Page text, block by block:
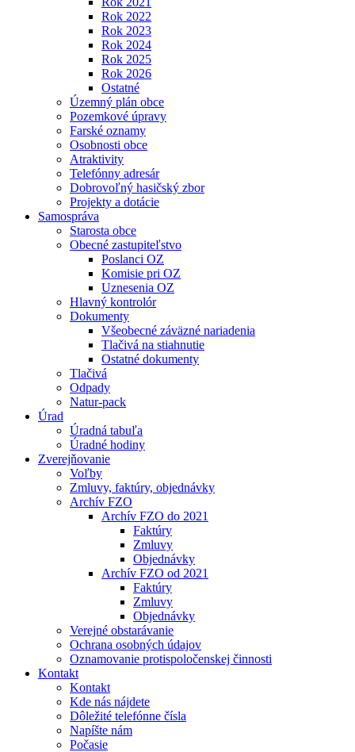
Rok 2022
Rok 2023
Rok 2024
Rok 2025
Rok 2026
Ostatné
Územný plán obce
Pozemkové úpravy
Farské oznamy
Osobnosti obce
Atraktivity
Telefónny adresár
Dobrovoľný hasičský zbor
Projekty a dotácie
Samospráva
Starosta obce
Obecné zastupiteľstvo
Poslanci OZ
Komisie pri OZ
Uznesenia OZ
Hlavný kontrolór
Dokumenty
Všeobecné záväzné nariadenia
Tlačivá na stiahnutie
Ostatné dokumenty
Tlačivá
Odpady
Natur-pack
Úrad
Úradná tabuľa
Úradné hodiny
Zverejňovanie
Voľby
Zmluvy, faktúry, objednávky
Archív FZO
Archív FZO do 2021
Faktúry
Zmluvy
Objednávky
Archív FZO od 2021
Faktúry
Zmluvy
Objednávky
Verejné obstarávanie
Ochrana osobných údajov
Oznamovanie protispoločenskej činnosti
Kontakt
Kontakt
Kde nás nájdete
Dôležité telefónne čísla
Napíšte nám
Počasie